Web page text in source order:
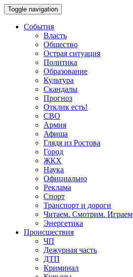
Toggle navigation
События
Власть
Общество
Острая ситуация
Политика
Образование
Культура
Скандалы
Прогноз
Отклик есть!
СВО
Армия
Афиша
Глядя из Ростова
Город
ЖКХ
Наука
Официально
Реклама
Спорт
Транспорт и дороги
Читаем. Смотрим. Играем
Энергетика
Происшествия
ЧП
Дежурная часть
ДТП
Криминал